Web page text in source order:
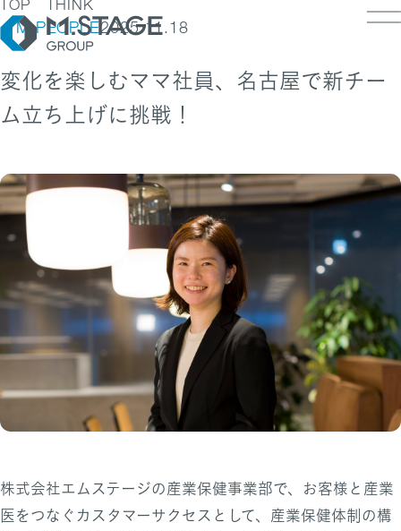
TOP
ビーイング
材
継M&A
TOP / グループ代表挨拶・会社概
プ企業一覧・事業拠点
見るエムステージグループ
ナビリティ
TOP
ッセージ
度
種一覧
シーポリシー
ュリティに関する方針
ンスの皆様へ
TOP THINK
M.PEOPLE2025.11.18
変化を楽しむママ社員、名古屋で新チー
ム立ち上げに挑戦！
株式会社エムステージの産業保健事業部で、お客様と産業
医をつなぐカスタマーサクセスとして、産業保健体制の構